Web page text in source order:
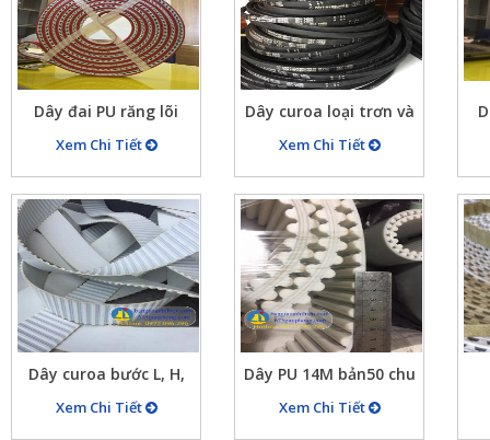
Dây đai PU răng lõi
thép mã H bản rộng
26mm, chu vi
10426.7mm (821 răng)
đắp cao su đỏ dày
4mm
Xem Chi Tiết
Dây curoa loại trơn và
loại có răng cưa đủ mã
giá rẻ
Xem Chi Tiết
Dây curoa bước L, H,
T10 chất liệu PU trắng
Xem Chi Tiết
Dây PU 14M bản50 chu
vi 3500mm màu trắng
Xem Chi Tiết